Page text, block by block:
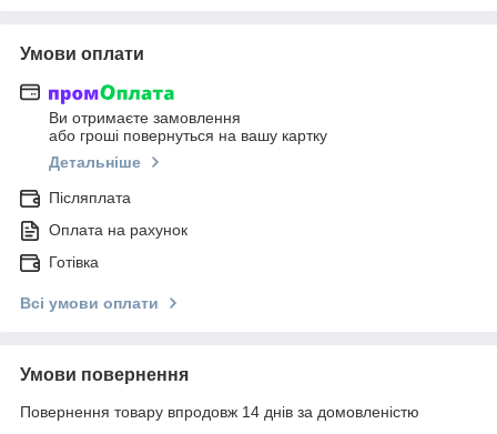
Умови оплати
Ви отримаєте замовлення
або гроші повернуться на вашу картку
Детальніше
Післяплата
Оплата на рахунок
Готівка
Всі умови оплати
Умови повернення
Повернення товару впродовж 14 днів за домовленістю